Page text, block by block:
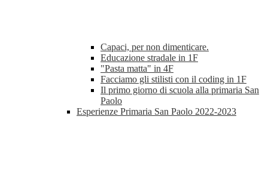
Capaci, per non dimenticare.
Educazione stradale in 1F
"Pasta matta" in 4F
Facciamo gli stilisti con il coding in 1F
Il primo giorno di scuola alla primaria San
Paolo
Esperienze Primaria San Paolo 2022-2023